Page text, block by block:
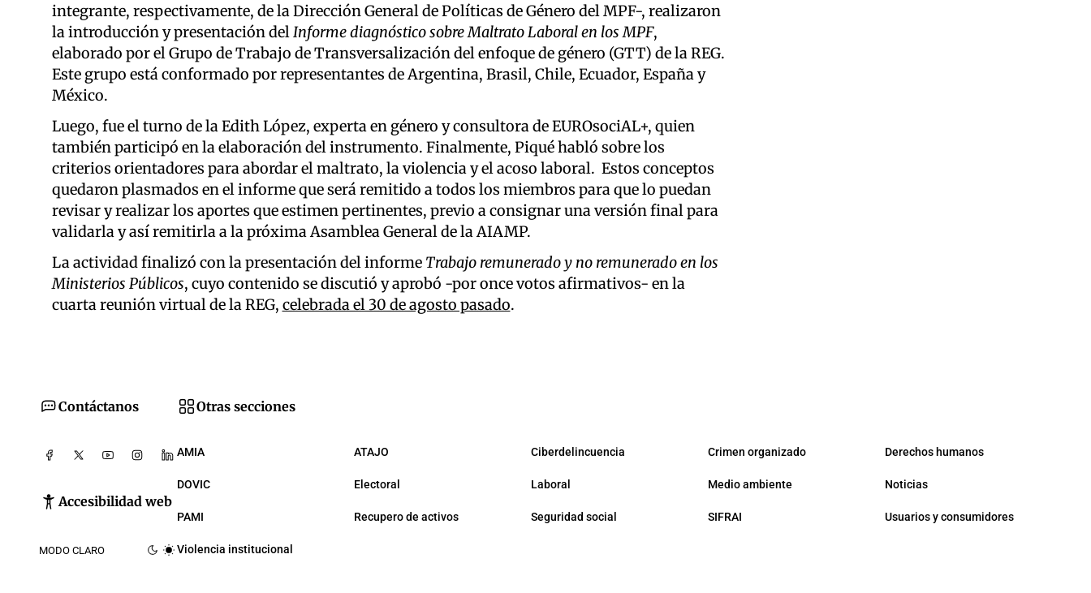
integrante, respectivamente, de la Dirección General de Políticas de Género del MPF-, realizaron
la introducción y presentación delInforme diagnóstico sobre Maltrato Laboral en los MPF,
elaborado por el Grupo de Trabajo de Transversalización del enfoque de género (GTT) de la REG.
Este grupo está conformado por representantes de Argentina, Brasil, Chile, Ecuador, España y
México.
Luego, fue el turno de la Edith López, experta en género y consultora de EUROsociAL+, quien
también participó en la elaboración del instrumento. Finalmente, Piqué habló sobre los
criterios orientadores para abordar el maltrato, la violencia y el acoso laboral. Estos conceptos
quedaron plasmados en el informe que será remitido a todos los miembros para que lo puedan
revisar y realizar los aportes que estimen pertinentes, previo a consignar una versión final para
validarla y así remitirla a la próxima Asamblea General de la AIAMP.
La actividad finalizó con la presentación del informe Trabajo remunerado y no remunerado en los
Ministerios Públicos, cuyo contenido se discutió y aprobó -por once votos afirmativos- en la
cuarta reunión virtual de la REG, celebrada el 30 de agosto pasado.
Contáctanos
Accesibilidad web
MODO CLARO
Otras secciones
AMIA ATAJO Ciberdelincuencia Crimen organizado Derechos humanos
DOVIC Electoral Laboral Medio ambiente Noticias
PAMI Recupero de activos Seguridad social SIFRAI Usuarios y consumidores
Violencia institucional